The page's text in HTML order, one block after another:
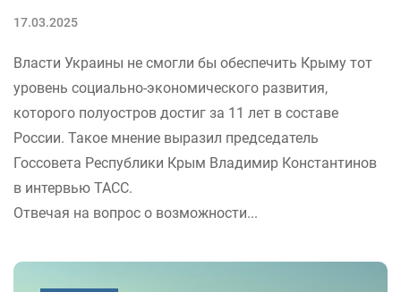
17.03.2025
Власти Украины не смогли бы обеспечить Крыму тот
уровень социально-экономического развития,
которого полуостров достиг за 11 лет в составе
России. Такое мнение выразил председатель
Госсовета Республики Крым Владимир Константинов
в интервью ТАСС.
Отвечая на вопрос о возможности...